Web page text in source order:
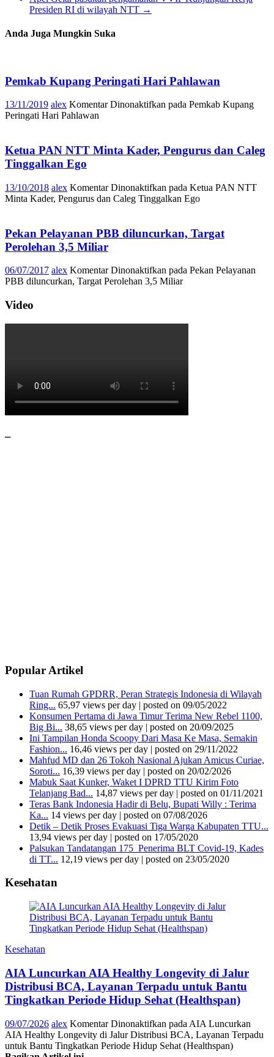
Presiden RI di wilayah NTT →
Anda Juga Mungkin Suka
Pemkab Kupang Peringati Hari Pahlawan
13/11/2019 alex Komentar Dinonaktifkan pada Pemkab Kupang
Peringati Hari Pahlawan
Ketua PAN NTT Minta Kader, Pengurus dan Caleg
Tinggalkan Ego
13/10/2018 alex Komentar Dinonaktifkan pada Ketua PAN NTT
Minta Kader, Pengurus dan Caleg Tinggalkan Ego
Pekan Pelayanan PBB diluncurkan, Targat
Perolehan 3,5 Miliar
06/07/2017 alex Komentar Dinonaktifkan pada Pekan Pelayanan
PBB diluncurkan, Targat Perolehan 3,5 Miliar
Video
–
Popular Artikel
Tuan Rumah GPDRR, Peran Strategis Indonesia di Wilayah
Ring... 65,97 views per day | posted on 09/05/2022
Konsumen Pertama di Jawa Timur Terima New Rebel 1100,
Big Bi... 38,65 views per day | posted on 20/09/2025
Ini Tampilan Honda Scoopy Dari Masa Ke Masa, Semakin
Fashion... 16,46 views per day | posted on 29/11/2022
Mahfud MD dan 26 Tokoh Nasional Ajukan Amicus Curiae,
Soroti... 16,39 views per day | posted on 20/02/2026
Mabuk Saat Kunker, Waket I DPRD TTU Kirim Foto
Telanjang Bad... 14,87 views per day | posted on 01/11/2021
Teras Bank Indonesia Hadir di Belu, Bupati Willy : Terima
Ka... 14 views per day | posted on 07/08/2026
Detik – Detik Proses Evakuasi Tiga Warga Kabupaten TTU...
13,94 views per day | posted on 17/05/2020
Palsukan Tandatangan 175 Penerima BLT Covid-19, Kades
di TT... 12,19 views per day | posted on 23/05/2020
Kesehatan
Kesehatan
AIA Luncurkan AIA Healthy Longevity di Jalur
Distribusi BCA, Layanan Terpadu untuk Bantu
Tingkatkan Periode Hidup Sehat (Healthspan)
09/07/2026 alex Komentar Dinonaktifkan pada AIA Luncurkan
AIA Healthy Longevity di Jalur Distribusi BCA, Layanan Terpadu
untuk Bantu Tingkatkan Periode Hidup Sehat (Healthspan)